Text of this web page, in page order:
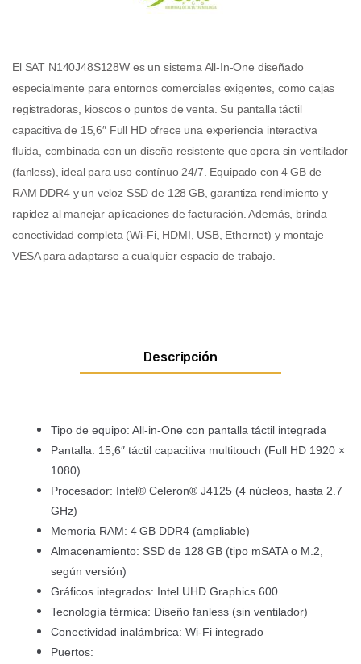
El SAT N140J48S128W es un sistema All‑In‑One diseñado
especialmente para entornos comerciales exigentes, como cajas
registradoras, kioscos o puntos de venta. Su pantalla táctil
capacitiva de 15,6″ Full HD ofrece una experiencia interactiva
fluida, combinada con un diseño resistente que opera sin ventilador
(fanless), ideal para uso contínuo 24/7. Equipado con 4 GB de
RAM DDR4 y un veloz SSD de 128 GB, garantiza rendimiento y
rapidez al manejar aplicaciones de facturación. Además, brinda
conectividad completa (Wi-Fi, HDMI, USB, Ethernet) y montaje
VESA para adaptarse a cualquier espacio de trabajo.
Descripción
Tipo de equipo: All-in-One con pantalla táctil integrada
Pantalla: 15,6″ táctil capacitiva multitouch (Full HD 1920 ×
1080)
Procesador: Intel® Celeron® J4125 (4 núcleos, hasta 2.7
GHz)
Memoria RAM: 4 GB DDR4 (ampliable)
Almacenamiento: SSD de 128 GB (tipo mSATA o M.2,
según versión)
Gráficos integrados: Intel UHD Graphics 600
Tecnología térmica: Diseño fanless (sin ventilador)
Conectividad inalámbrica: Wi-Fi integrado
Puertos: